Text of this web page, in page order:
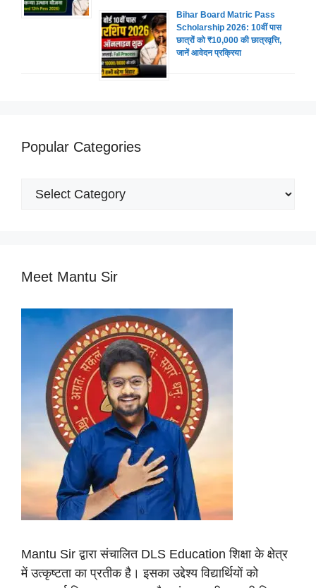
Bihar Board Matric Pass
Scholarship 2026: 10वीं पास
छात्रों को ₹10,000 की छात्रवृत्ति,
जानें आवेदन प्रक्रिया
Popular Categories
Popular
Meet Mantu Sir
Mantu Sir द्वारा संचालित DLS Education शिक्षा के क्षेत्र
में उत्कृष्टता का प्रतीक है। इसका उद्देश्य विद्यार्थियों को